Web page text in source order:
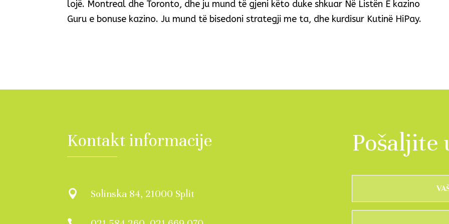
lojë. Montreal dhe Toronto, dhe ju mund të gjeni këto duke shkuar Në Listën E kazino
Guru e bonuse kazino. Ju mund të bisedoni strategji me ta, dhe kurdisur Kutinë HiPay.
Kontakt informacije
 Solinska 84, 21000 Split
Pošaljite